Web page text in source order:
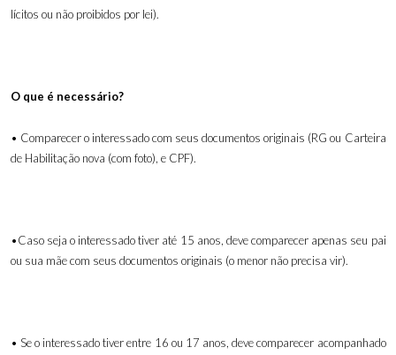
lícitos ou não proibidos por lei).
O que é necessário?
• Comparecer o interessado com seus documentos originais (RG ou Carteira
de Habilitação nova (com foto), e CPF).
•Caso seja o interessado tiver até 15 anos, deve comparecer apenas seu pai
ou sua mãe com seus documentos originais (o menor não precisa vir).
• Se o interessado tiver entre 16 ou 17 anos, deve comparecer acompanhado